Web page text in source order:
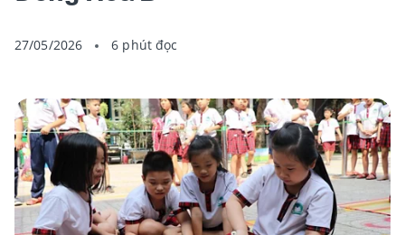
27/05/2026 6 phút đọc